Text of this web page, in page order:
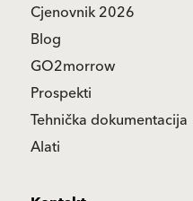
Cjenovnik 2026
Blog
GO2morrow
Prospekti
Tehnička dokumentacija
Alati